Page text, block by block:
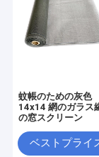
蚊帳のための灰色
14x14 網のガラス
の窓スクリーン
ベストプライ